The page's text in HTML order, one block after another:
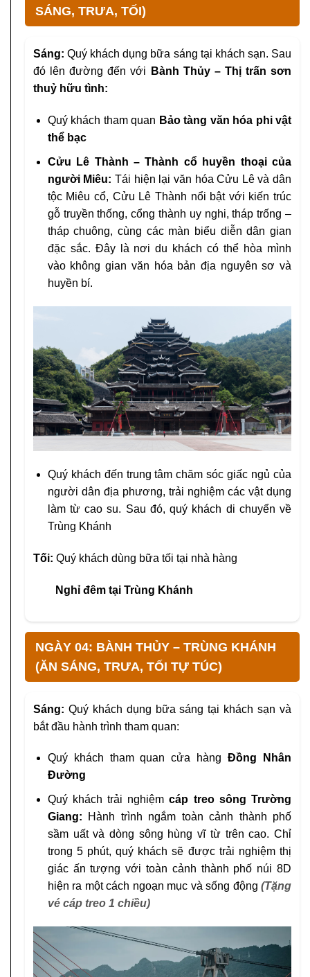
SÁNG, TRƯA, TỐI)
Sáng:Quý khách dụng bữa sáng tại khách sạn. Sau
đó lên đường đến với
Bành Thủy – Thị trấn sơn
thuỷ hữu tình:
Quý khách tham quan Bảo tàng văn hóa phi vật
thể bạc
Cửu Lê Thành – Thành cổ huyền thoại của
người Miêu:Tái hiện lại văn hóa Cửu Lê và dân
tộc Miêu cổ, Cửu Lê Thành nổi bật với kiến trúc
gỗ truyền thống, cổng thành uy nghi, tháp trống –
tháp chuông, cùng các màn biểu diễn dân gian
đặc sắc. Đây là nơi du khách có thể hòa mình
vào không gian văn hóa bản địa nguyên sơ và
huyền bí.
Quý khách đến trung tâm chăm sóc giấc ngủ của
người dân địa phương, trải nghiệm các vật dụng
làm từ cao su. Sau đó, quý khách di chuyển về
Trùng Khánh
Tối: Quý khách dùng bữa tối tại nhà hàng
Nghỉ đêm tại Trùng Khánh
NGÀY 04: BÀNH THỦY – TRÙNG KHÁNH
(ĂN SÁNG, TRƯA, TỐI TỰ TÚC)
Sáng: Quý khách dụng bữa sáng tại khách sạn và
bắt đầu hành trình tham quan:
Quý khách tham quan cửa hàngĐồng Nhân
Đường
Quý khách trải nghiệmcáp treo sông Trường
Giang:
Hành trình ngắm toàn cảnh thành phố
sầm uất và dòng sông hùng vĩ từ trên cao. Chỉ
trong 5 phút, quý khách sẽ được trải nghiệm thị
giác ấn tượng với toàn cảnh thành phố núi 8D
hiện ra một cách ngoạn mục và sống động (Tặng
vé cáp treo 1 chiều)